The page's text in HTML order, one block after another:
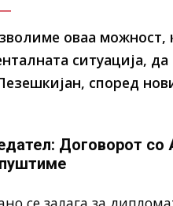
оваа можност,
ситуација,
според
Договорот